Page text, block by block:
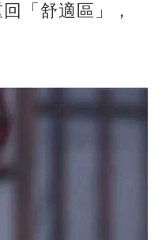
「舒適區」，